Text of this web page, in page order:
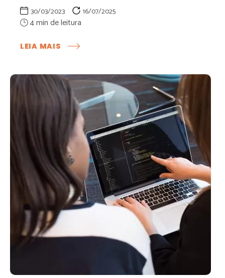
30/03/2023 16/07/2025
LEIA MAIS
CHAT
E
SHOPPING:
6
FORMAS
OTIMIZAR
EMPREENDIMENTO